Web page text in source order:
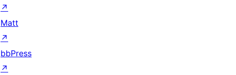
↗
Matt
↗
bbPress
↗